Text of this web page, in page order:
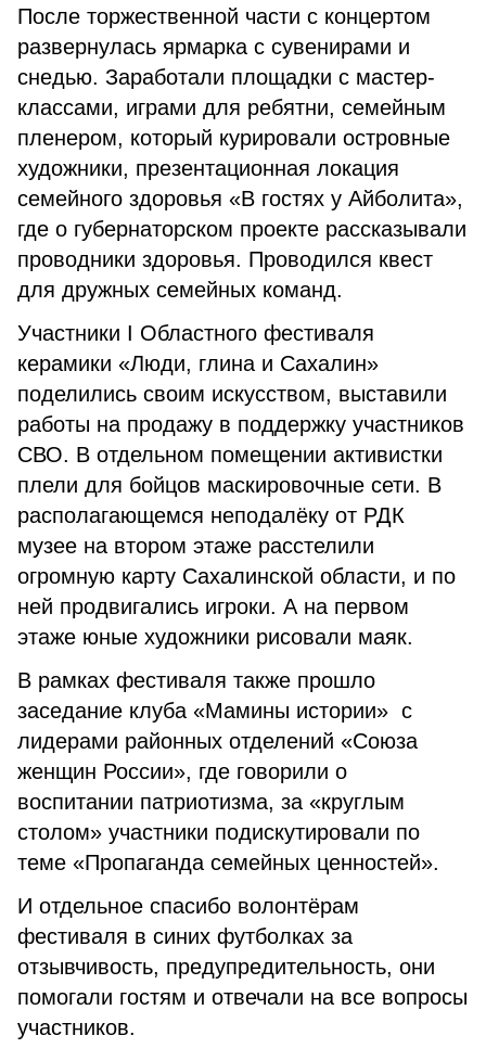
После торжественной части с концертом
развернулась ярмарка с сувенирами и
снедью. Заработали площадки с мастер-
классами, играми для ребятни, семейным
пленером, который курировали островные
художники, презентационная локация
семейного здоровья «В гостях у Айболита»,
где о губернаторском проекте рассказывали
проводники здоровья. Проводился квест
для дружных семейных команд.
Участники I Областного фестиваля
керамики «Люди, глина и Сахалин»
поделились своим искусством, выставили
работы на продажу в поддержку участников
СВО. В отдельном помещении активистки
плели для бойцов маскировочные сети. В
располагающемся неподалёку от РДК
музее на втором этаже расстелили
огромную карту Сахалинской области, и по
ней продвигались игроки. А на первом
этаже юные художники рисовали маяк.
В рамках фестиваля также прошло
заседание клуба «Мамины истории» с
лидерами районных отделений «Союза
женщин России», где говорили о
воспитании патриотизма, за «круглым
столом» участники подискутировали по
теме «Пропаганда семейных ценностей».
И отдельное спасибо волонтёрам
фестиваля в синих футболках за
отзывчивость, предупредительность, они
помогали гостям и отвечали на все вопросы
участников.